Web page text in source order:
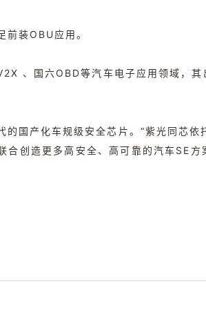
装OBU应用。
、国六OBD等汽车电子应用领域，
产化车规级安全芯片。“紫光同芯依
创造更多高安全、高可靠的汽车SE